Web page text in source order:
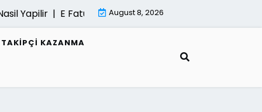
Yapilir |E Fatura Belgeleri Nasil Saklanir |
August 8, 2026
TAKIPÇI KAZANMA